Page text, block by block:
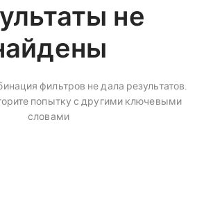
не
фильтров не дала результатов.
попытку с другими ключевыми
словами